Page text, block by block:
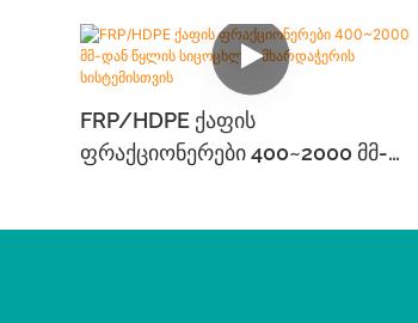
FRP/HDPE Ქაფის
Ფრაქციონერები 400~2000 Მმ-